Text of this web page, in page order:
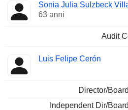
Sonia Julia Sulzbeck
63 anni
Audit
Luis Felipe Cerón
Director/
Independent Dir/